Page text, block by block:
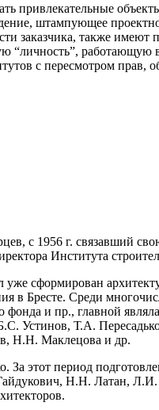
привлекательные
штампующее
заказчика, также имеют
“личность”,
с пересмотром прав,
с 1956 г. связавший
Института
сформирован
в Бресте. Среди
и пр., главной
Устинов, Т.А.
Н.Н. Маклецова и др.
За этот период
Н.Н. Латан,